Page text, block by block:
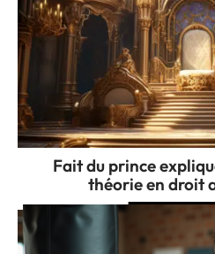
Fait du prince
théorie en droit